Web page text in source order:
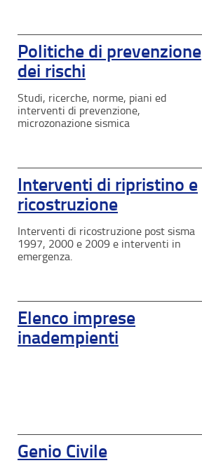
Politiche di prevenzione
dei rischi
Studi, ricerche, norme, piani ed
interventi di prevenzione,
microzonazione sismica
Interventi di ripristino e
ricostruzione
Interventi di ricostruzione post sisma
1997, 2000 e 2009 e interventi in
emergenza.
Elenco imprese
inadempienti
Genio Civile